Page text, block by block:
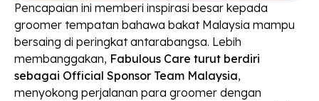
Pencapaian ini memberi inspirasi besar kepada
groomer tempatan bahawa bakat Malaysia mampu
bersaing di peringkat antarabangsa. Lebih
membanggakan, Fabulous Care turut berdiri
sebagai Official Sponsor Team Malaysia,
menyokong perjalanan para groomer dengan